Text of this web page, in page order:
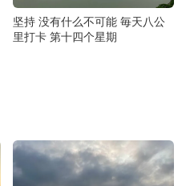
坚持 没有什么不可能 毎天八公
里打卡 第十四个星期